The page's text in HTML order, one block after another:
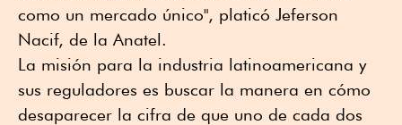
como un mercado único", platicó Jeferson
Nacif, de la Anatel.
La misión para la industria latinoamericana y
sus reguladores es buscar la manera en cómo
desaparecer la cifra de que uno de cada dos